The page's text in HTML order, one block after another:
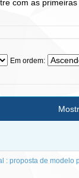
com as primeiras
Em ordem:
: proposta de modelo